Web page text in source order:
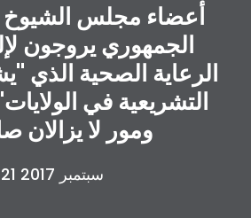
أعضاء مجلس
الجمهوري يروجون
الرعاية الصحية الذي
التشريعية في
ومور لا يزالان
21 سبتمبر 2017